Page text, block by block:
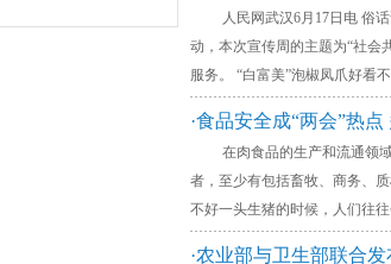
人民网武汉6月17日电 俗话
动，本次宣传周的主题为“社会
服务。 “白富美”泡椒凤爪好看
·食品安全成“两会”热
在肉食品的生产和流通领域
者，至少有包括畜牧、商务、
不好一头生猪的时候，人们往
·农业部与卫生部联合